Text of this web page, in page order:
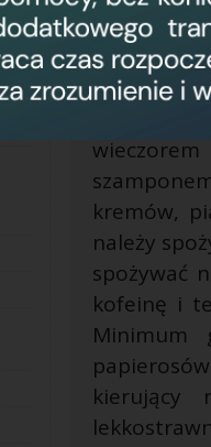
elektrody
umożliwia
padaczka,
kremów,
należy
spożywać
kofeinę i
Minimum
kierujący